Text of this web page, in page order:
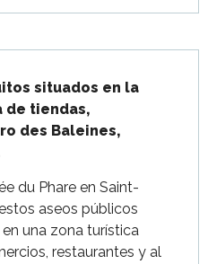
situados en la
de tiendas,
des Baleines,
du Phare en Saint-
aseos públicos
una zona turística
restaurantes y al